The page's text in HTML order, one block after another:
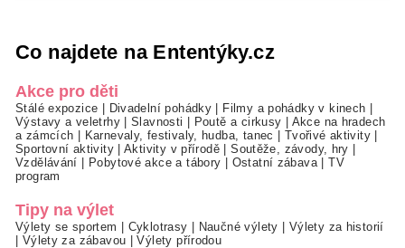
Co najdete na Ententýky.cz
Akce pro děti
Stálé expozice | Divadelní pohádky | Filmy a pohádky v kinech |
Výstavy a veletrhy|Slavnosti | Poutě a cirkusy | Akce na hradech
a zámcích | Karnevaly, festivaly, hudba, tanec | Tvořivé aktivity |
Sportovní aktivity|Aktivity v přírodě |Soutěže, závody, hry |
Vzdělávání | Pobytové akce a tábory | Ostatní zábava |TV
program
Tipy na výlet
Výlety se sportem | Cyklotrasy | Naučné výlety | Výlety za historií
| Výlety za zábavou |Výlety přírodou